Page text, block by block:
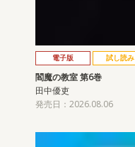
電子版 試し読み
閻魔の教室 第6巻
田中優吏
発売日：2026.08.06